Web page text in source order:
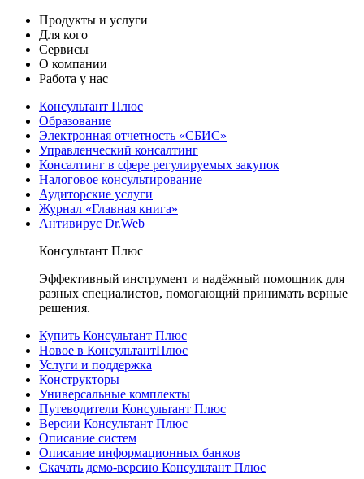
Продукты и услуги
Для кого
Сервисы
О компании
Работа у нас
Консультант Плюс
Образование
Электронная отчетность «СБИС»
Управленческий консалтинг
Консалтинг в сфере регулируемых закупок
Налоговое консультирование
Аудиторские услуги
Журнал «Главная книга»
Антивирус Dr.Web
Консультант Плюс
Эффективный инструмент и надёжный помощник для
разных специалистов, помогающий принимать верные
решения.
Купить Консультант Плюс
Новое в КонсультантПлюс
Услуги и поддержка
Конструкторы
Универсальные комплекты
Путеводители Консультант Плюс
Версии Консультант Плюс
Описание систем
Описание информационных банков
Скачать демо-версию Консультант Плюс